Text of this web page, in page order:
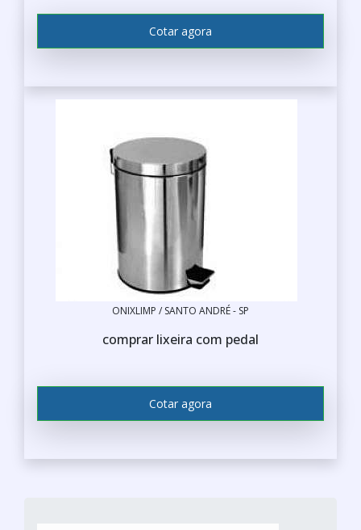
Cotar agora
ONIXLIMP / SANTO ANDRÉ - SP
comprar lixeira com pedal
Cotar agora